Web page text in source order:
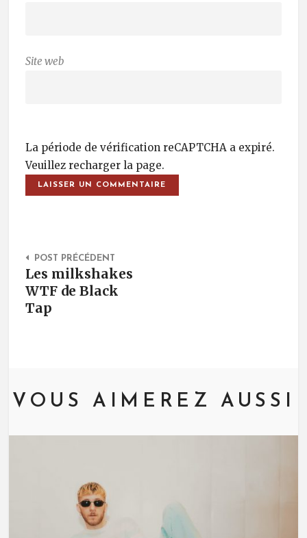
Site web
La période de vérification reCAPTCHA a expiré.
Veuillez recharger la page.
Post Navigation
POST PRÉCÉDENT
Les milkshakes
WTF de Black
Tap
VOUS AIMEREZ AUSSI